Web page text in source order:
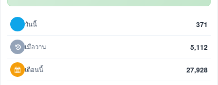
วันนี้ 371
เมื่อวาน 5,112
เดือนนี้ 27,928